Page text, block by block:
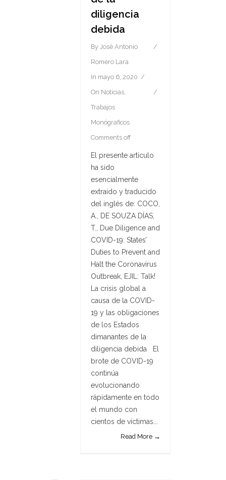
diligencia
debida
By José Antonio
Romero Lara
In mayo 6, 2020
On Noticias
Trabajos
Monógraficos
Comments off
El presente artículo
ha sido
esencialmente
extraído y traducido
del inglés de: COCO,
A., DE SOUZA DÍAS,
T., Due Diligence and
COVID-19: States’
Duties to Prevent and
Halt the Coronavirus
Outbreak, EJIL: Talk!
La crisis global a
causa de la COVID-
19 y las obligaciones
de los Estados
dimanantes de la
diligencia debida El
brote de COVID-19
continúa
evolucionando
rápidamente en todo
el mundo con
cientos de víctimas...
Read More →